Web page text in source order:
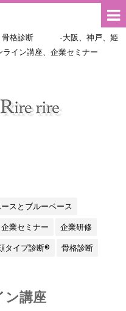
・骨格診断 -大阪、神戸、姫
講座、企業セミナー
スとブルーベース
企業セミナー
企業研修
タイプ診断®
骨格診断
講座